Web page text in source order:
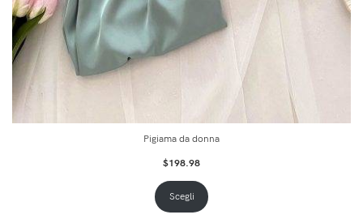
Pigiama da donna
$198.98
Scegli